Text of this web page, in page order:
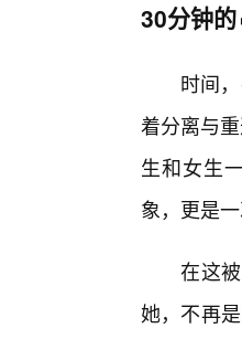
30分钟
时间
着分离与
生和女生
象，更是
在这
她，不再